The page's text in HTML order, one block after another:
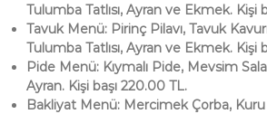
Tulumba Tatlısı, Ayran ve Ekmek. Kişi
Tavuk Menü: Pirinç Pilavı, Tavuk
Tulumba Tatlısı, Ayran ve Ekmek. Kişi
Pide Menü: Kıymalı Pide, Mevsim
Ayran. Kişi başı 220.00 TL.
Bakliyat Menü: Mercimek Çorba,